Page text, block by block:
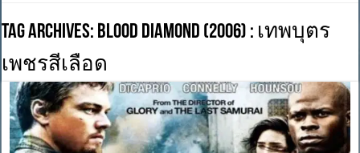
Tag Archives: Blood Diamond (2006) : เทพบุตร
เพชรสีเลือด